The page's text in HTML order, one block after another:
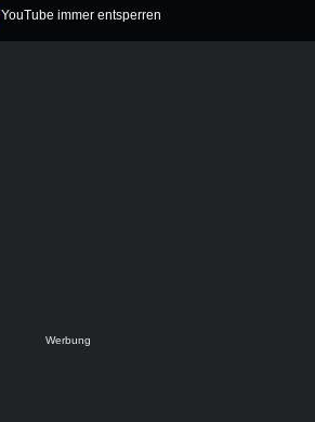
YouTube immer entsperren
Werbung